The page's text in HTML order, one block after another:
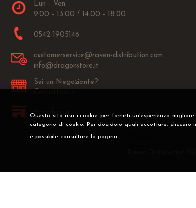
Questo sito usa i cookie per fornirti un'esperienza
categorie di cookie. Per decidere quali accettare, cliccare
è possibile consultare la pagina .
Lun - Ven:
9.00 - 13.00 / 14.00 - 18.00
0542-1905146
customerservice@raven-distribution.com
info@dragonstore.it
Sei un Negoziante?
Franchising